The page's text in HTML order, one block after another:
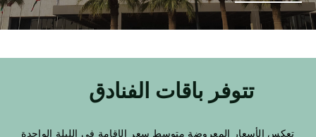
تتوفر باقات الفنادق
تعكس الأسعار المعروضة متوسط سعر الإقامة في الليلة الواحدة